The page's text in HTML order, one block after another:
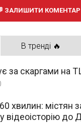
ЗАЛИШИТИ КОМЕНТАР
В тренді 🔥
за скаргами на
хвилин: містян
відеоісторію до